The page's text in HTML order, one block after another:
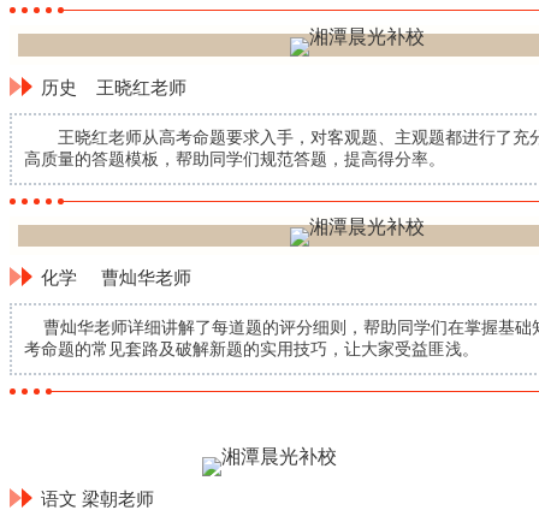
历史 王晓红老师
王晓红老师从高考命题要求入手，对客观题、主观题都进行了充
高质量的答题模板，帮助同学们规范答题，提高得分率。
化学 曹灿华老师
曹灿华老师详细讲解了每道题的评分细则，帮助同学们在掌握基础
考命题的常见套路及破解新题的实用技巧，让大家受益匪浅。
语文 梁朝老师